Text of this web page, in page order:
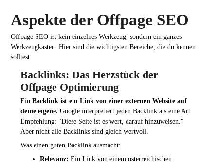
Aspekte der Offpage SEO
Offpage SEO ist kein einzelnes Werkzeug, sondern ein ganzes
Werkzeugkasten. Hier sind die wichtigsten Bereiche, die du kennen
solltest:
Backlinks: Das Herzstück der
Offpage Optimierung
Ein Backlink ist ein Link von einer externen Website auf
deine eigene. Google interpretiert jeden Backlink als eine Art
Empfehlung: "Diese Seite ist es wert, darauf hinzuweisen."
Aber nicht alle Backlinks sind gleich wertvoll.
Was einen guten Backlink ausmacht:
Relevanz: Ein Link von einem österreichischen